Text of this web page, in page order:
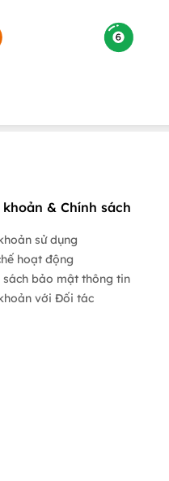
& Chính sách
sử dụng
hoạt động
sách bảo mật thông tin
với Đối tác